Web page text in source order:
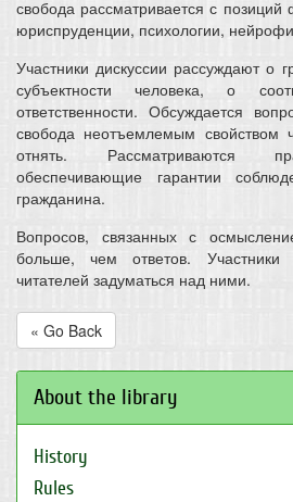
свобода рассматривается с
юриспруденции, психологии,
Участники дискуссии рассуждают о
субъектности человека, о
ответственности. Обсуждается
свобода неотъемлемым свойством
отнять. Рассматриваются
обеспечивающие гарантии
гражданина.
Вопросов, связанных с
больше, чем ответов. Участники
читателей задуматься над ними.
« Go Back
About the library
History
Rules